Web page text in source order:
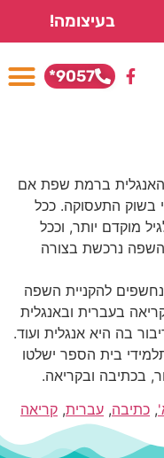
בעיצומה!
9057*
האנגלית ברמת שפת אם
בשוק התעסוקה. ככל
מוקדם יותר, וככל
השפה נרכשת בצורה
להקניית השפה
בעברית ובאנגלית
בה היא אנגלית ועוד.
בית הספר ישלטו
בכתיבה ובקריאה.
, כתיבה, עברית, קריאה